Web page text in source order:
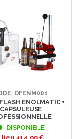
OFENM001
ENOLMATIC +
CAPSULEUSE
DISPONIBLE
lieu414,00 €